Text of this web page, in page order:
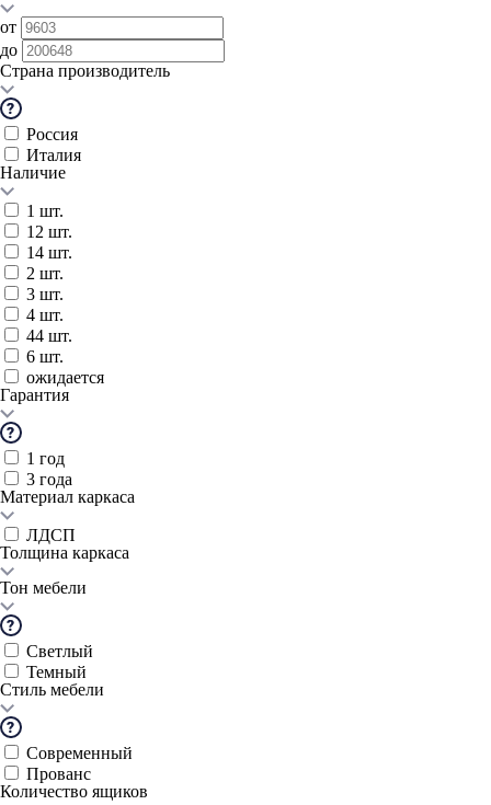
от
до
Страна производитель
Россия
Италия
Наличие
1 шт.
12 шт.
14 шт.
2 шт.
3 шт.
4 шт.
44 шт.
6 шт.
ожидается
Гарантия
1 год
3 года
Материал каркаса
ЛДСП
Толщина каркаса
Тон мебели
Светлый
Темный
Стиль мебели
Современный
Прованс
Количество ящиков